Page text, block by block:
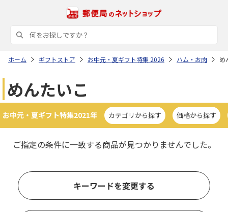
ホーム ギフトストア お中元・夏ギフト特集 2026 ハム・お肉 め
めんたいこ
お中元・夏ギフト特集2021年 カテゴリから探す 価格から探す
ご指定の条件に一致する商品が見つかりませんでした。
キーワードを変更する